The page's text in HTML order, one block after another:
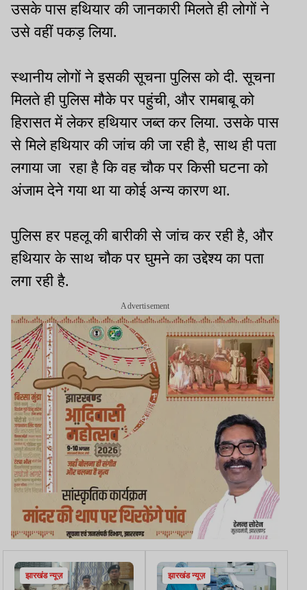
उसके पास हथियार की जानकारी मिलते ही लोगों ने
उसे वहीं पकड़ लिया.
स्थानीय लोगों ने इसकी सूचना पुलिस को दी. सूचना
मिलते ही पुलिस मौके पर पहुंची, और रामबाबू को
हिरासत में लेकर हथियार जब्त कर लिया. उसके पास
से मिले हथियार की जांच की जा रही है, साथ ही पता
लगाया जा रहा है कि वह चौक पर किसी घटना को
अंजाम देने गया था या कोई अन्य कारण था.
पुलिस हर पहलू की बारीकी से जांच कर रही है, और
हथियार के साथ चौक पर घुमने का उद्देश्य का पता
लगा रही है.
Advertisement
झारखंड न्यूज़ झारखंड न्यूज़